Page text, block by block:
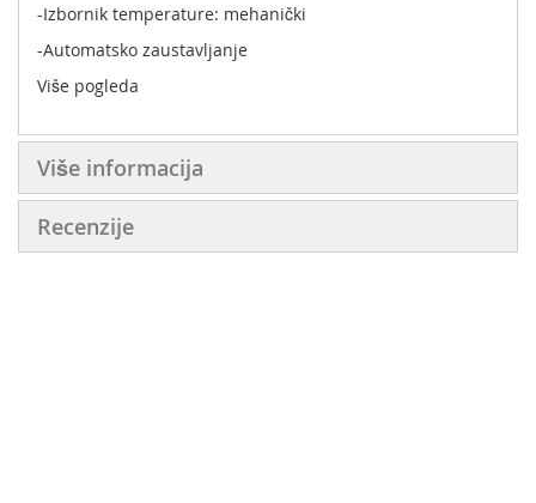
-Izbornik temperature: mehanički
-Automatsko zaustavljanje
Više pogleda
Više informacija
Recenzije